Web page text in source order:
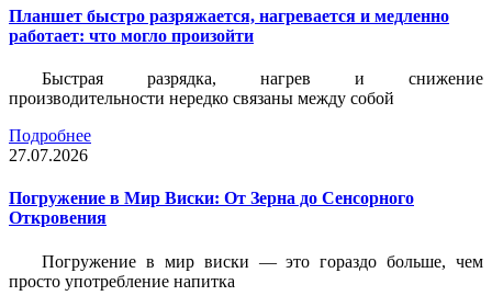
Планшет быстро разряжается, нагревается и медленно
работает: что могло произойти
Быстрая разрядка, нагрев и снижение
производительности нередко связаны между собой
Подробнее
27.07.2026
Погружение в Мир Виски: От Зерна до Сенсорного
Откровения
Погружение в мир виски — это гораздо больше, чем
просто употребление напитка